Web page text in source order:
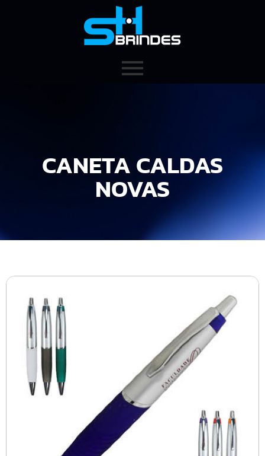
CANETA CALDAS
NOVAS